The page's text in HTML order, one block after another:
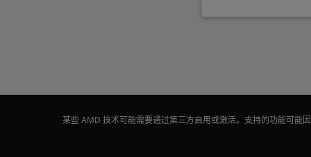
某些 AMD 技术可能需要通过第三方启用或激活。支持的功能可能